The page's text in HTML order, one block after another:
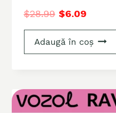
$28.99 $6.09
Adaugă în coș